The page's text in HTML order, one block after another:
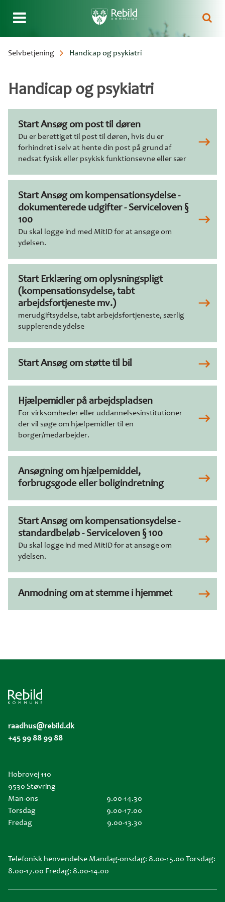
Selvbetjening Handicap og psykiatri
Handicap og psykiatri
Start Ansøg om post til døren
Du er berettiget til post til døren, hvis du er
forhindret i selv at hente din post på grund af
nedsat fysisk eller psykisk funktionsevne eller sær
Start Ansøg om kompensationsydelse -
dokumenterede udgifter - Serviceloven §
100
Du skal logge ind med MitID for at ansøge om
ydelsen.
Start Erklæring om oplysningspligt
(kompensationsydelse, tabt
arbejdsfortjeneste mv.)
merudgiftsydelse, tabt arbejdsfortjeneste, særlig
supplerende ydelse
Start Ansøg om støtte til bil
Hjælpemidler på arbejdspladsen
For virksomheder eller uddannelsesinstitutioner
der vil søge om hjælpemidler til en
borger/medarbejder.
Ansøgning om hjælpemiddel,
forbrugsgode eller boligindretning
Start Ansøg om kompensationsydelse -
standardbeløb - Serviceloven § 100
Du skal logge ind med MitID for at ansøge om
ydelsen.
Anmodning om at stemme i hjemmet
raadhus@rebild.dk
+45 99 88 99 88
Hobrovej 110
9530 Støvring
Man-ons
9.00-14.30
Torsdag
9.00-17.00
Fredag
9.00-13.30
Telefonisk henvendelse Mandag-onsdag: 8.00-15.00 Torsdag:
8.00-17.00 Fredag: 8.00-14.00